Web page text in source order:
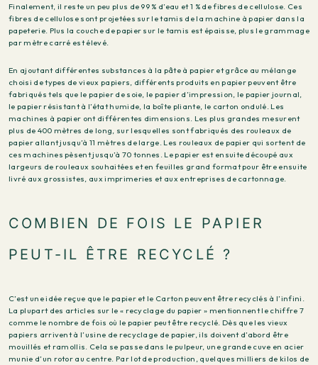
Finalement, il reste un peu plus de 99 % d’eau et 1 % de fibres de cellulose. Ces
fibres de cellulose sont projetées sur le tamis de la machine à papier dans la
papeterie. Plus la couche de papier sur le tamis est épaisse, plus le grammage
par mètre carré est élevé.
En ajoutant différentes substances à la pâte à papier et grâce au mélange
choisi de types de vieux papiers, différents produits en papier peuvent être
fabriqués tels que le papier de soie, le papier d’impression, le papier journal,
le papier résistant à l’état humide, la boîte pliante, le carton ondulé. Les
machines à papier ont différentes dimensions. Les plus grandes mesurent
plus de 400 mètres de long, sur lesquelles sont fabriqués des rouleaux de
papier allant jusqu’à 11 mètres de large. Les rouleaux de papier qui sortent de
ces machines pèsent jusqu’à 70 tonnes. Le papier est ensuite découpé aux
largeurs de rouleaux souhaitées et en feuilles grand format pour être ensuite
livré aux grossistes, aux imprimeries et aux entreprises de cartonnage.
COMBIEN DE FOIS LE PAPIER
PEUT-IL ÊTRE RECYCLÉ ?
C’est une idée reçue que le papier et le Carton peuvent être recyclés à l’infini.
La plupart des articles sur le « recyclage du papier » mentionnent le chiffre 7
comme le nombre de fois où le papier peut être recyclé. Dès que les vieux
papiers arrivent à l’usine de recyclage de papier, ils doivent d’abord être
mouillés et ramollis. Cela se passe dans le pulpeur, une grande cuve en acier
munie d’un rotor au centre. Par lot de production, quelques milliers de kilos de